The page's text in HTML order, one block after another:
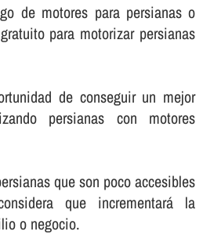
de motores para persianas o
para motorizar persianas
de conseguir un mejor
persianas con motores
que son poco accesibles
que incrementará la
o negocio.